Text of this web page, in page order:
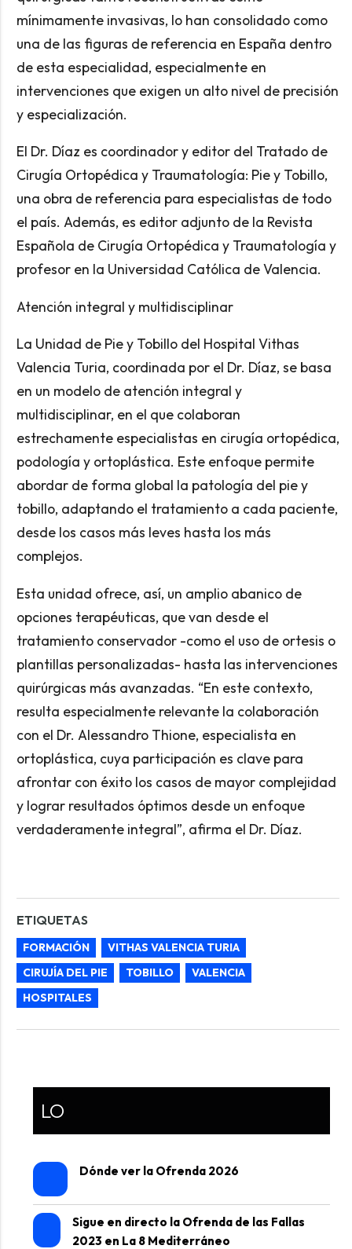
mínimamente invasivas, lo han consolidado como
una de las figuras de referencia en España dentro
de esta especialidad, especialmente en
intervenciones que exigen un alto nivel de precisión
y especialización.
El Dr. Díaz es coordinador y editor del Tratado de
Cirugía Ortopédica y Traumatología: Pie y Tobillo,
una obra de referencia para especialistas de todo
el país. Además, es editor adjunto de la Revista
Española de Cirugía Ortopédica y Traumatología y
profesor en la Universidad Católica de Valencia.
Atención integral y multidisciplinar
La Unidad de Pie y Tobillo del Hospital Vithas
Valencia Turia, coordinada por el Dr. Díaz, se basa
en un modelo de atención integral y
multidisciplinar, en el que colaboran
estrechamente especialistas en cirugía ortopédica,
podología y ortoplástica. Este enfoque permite
abordar de forma global la patología del pie y
tobillo, adaptando el tratamiento a cada paciente,
desde los casos más leves hasta los más
complejos.
Esta unidad ofrece, así, un amplio abanico de
opciones terapéuticas, que van desde el
tratamiento conservador -como el uso de ortesis o
plantillas personalizadas- hasta las intervenciones
quirúrgicas más avanzadas. “En este contexto,
resulta especialmente relevante la colaboración
con el Dr. Alessandro Thione, especialista en
ortoplástica, cuya participación es clave para
afrontar con éxito los casos de mayor complejidad
y lograr resultados óptimos desde un enfoque
verdaderamente integral”, afirma el Dr. Díaz.
ETIQUETAS
FORMACIÓN
VITHAS VALENCIA TURIA
CIRUJÍA DEL PIE
TOBILLO
VALENCIA
HOSPITALES
LO
Dónde ver la Ofrenda 2026
Sigue en directo la Ofrenda de las Fallas
2023 en La 8 Mediterráneo